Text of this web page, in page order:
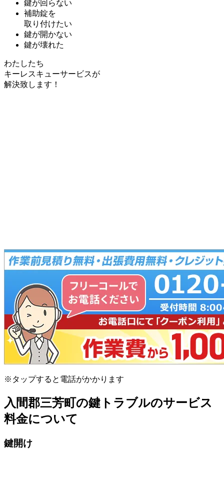
鍵が回らない
補助錠を
取り付けたい
鍵が開かない
鍵が壊れた
わたしたち
キーレスキューサービスが
解決致します！
※タップすると電話がかかります
入間郡三芳町の鍵トラブルのサービス
料金について
鍵開け